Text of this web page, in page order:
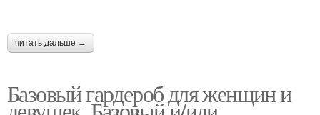
читать дальше →
Базовый гардероб для женщин и